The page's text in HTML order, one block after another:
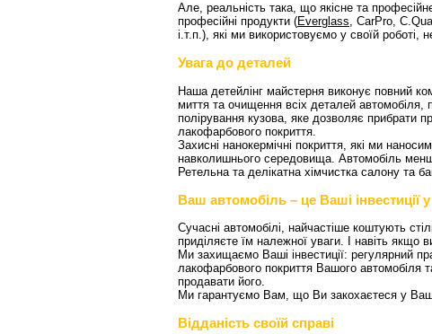
Але, реальність така, що якісне та
професійні продукти (Everglass, CarPro,
і.т.п.), які ми використовуємо у своїй роботі,
Увага до деталей
Наша детейлінг майстерня виконує повний
миття та очищення всіх деталей автомобіля,
полірування кузова, яке дозволяє прибрати
лакофарбового покриття.
Захисні нанокермічні покриття, які ми
навколишнього середовища. Автомобіль
Ретельна та делікатна хімчистка салону та
Ваш автомобіль – це Ваші інвестиції
Сучасні автомобілі, найчастіше коштують
приділяєте їм належної уваги. І навіть якщо
Ми захищаємо Ваші інвестиції: регулярний
лакофарбового покриття Вашого автомобіля
продавати його.
Ми гарантуємо Вам, що Ви закохаєтеся у
Відданість своїй справі